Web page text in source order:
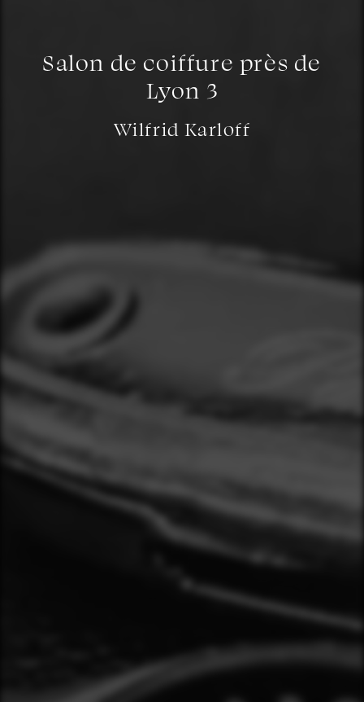
Salon de coiffure près de
Lyon 3
Wilfrid Karloff